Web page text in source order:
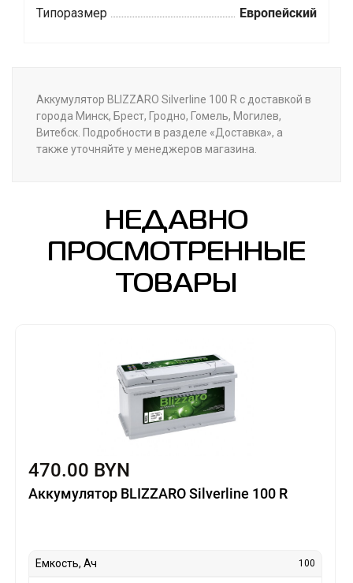
Типоразмер
Европейский
Аккумулятор BLIZZARO Silverline 100 R с доставкой в
города Минск, Брест, Гродно, Гомель, Могилев,
Витебск. Подробности в разделе «Доставка», а
также уточняйте у менеджеров магазина.
НЕДАВНО
ПРОСМОТРЕННЫЕ
ТОВАРЫ
470.00 BYN
Аккумулятор BLIZZARO Silverline 100 R
Емкость, Ач 100